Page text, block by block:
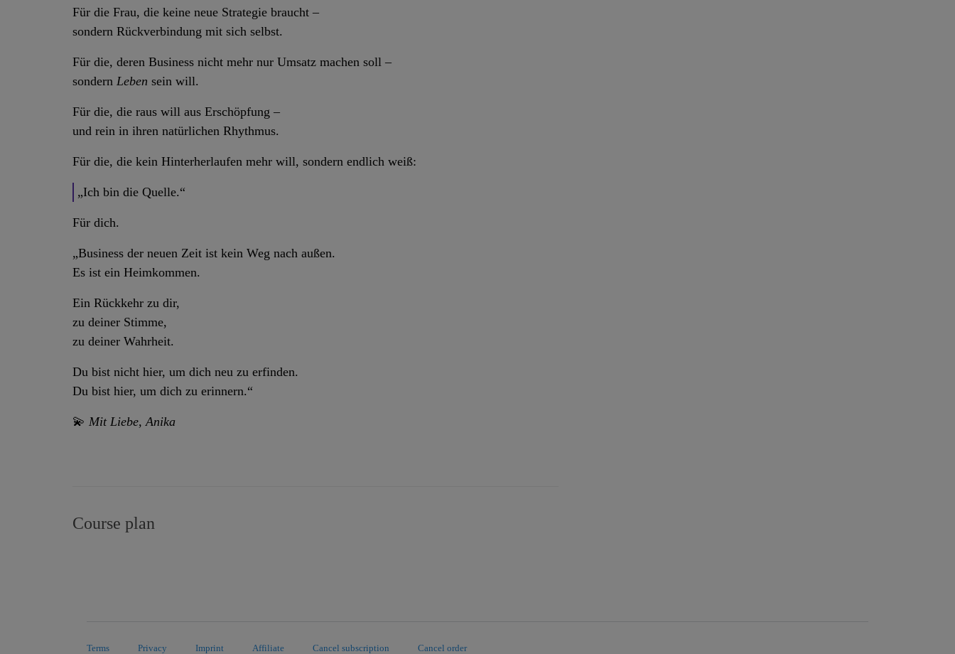
Für die Frau, die keine neue Strategie braucht –
sondern Rückverbindung mit sich selbst.
Für die, deren Business nicht mehr nur Umsatz machen soll –
sondern Leben sein will.
Für die, die raus will aus Erschöpfung –
und rein in ihren natürlichen Rhythmus.
Für die, die kein Hinterherlaufen mehr will, sondern endlich weiß:
„Ich bin die Quelle.“
Für dich.
„Business der neuen Zeit ist kein Weg nach außen.
Es ist ein Heimkommen.
Ein Rückkehr zu dir,
zu deiner Stimme,
zu deiner Wahrheit.
Du bist nicht hier, um dich neu zu erfinden.
Du bist hier, um dich zu erinnern.“
💫 Mit Liebe, Anika
Course plan
Terms Privacy Imprint Affiliate Cancel subscription Cancel order